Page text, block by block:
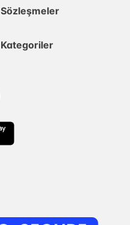
Sözleşmeler
Kategoriler